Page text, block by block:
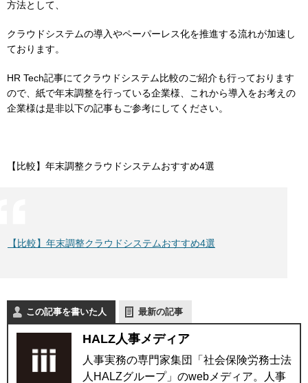
方法として、
クラウドシステムの導入やペーパーレス化を推進する流れが加速し
ております。
HR Tech記事にてクラウドシステム比較のご紹介も行っております
ので、紙で年末調整を行っている企業様、これから導入をお考えの
企業様は是非以下の記事もご参考にしてください。
【比較】年末調整クラウドシステムおすすめ4選
【比較】年末調整クラウドシステムおすすめ4選
この記事を書いた人 最新の記事
HALZ人事メディア
人事実務の専門家集団「社会保険労務士法
人HALZグループ」のwebメディア。人事